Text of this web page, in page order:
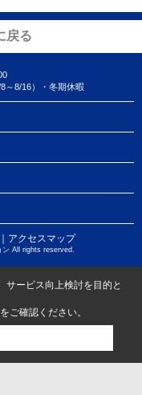
戻る
～8/16）・冬期休暇
｜アクセスマップ
All rights reserved.
サービス向上検討を目的と
をご確認ください。